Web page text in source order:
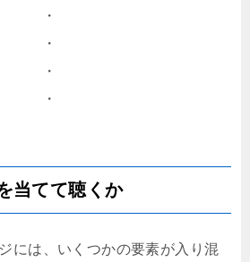
・
・
・
・
当てて聴くか
には、いくつかの要素が入り混